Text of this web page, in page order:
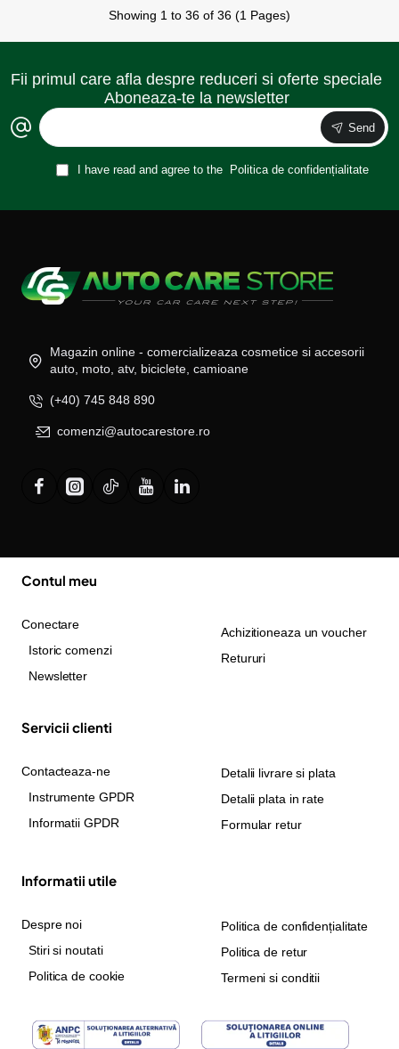
Showing 1 to 36 of 36 (1 Pages)
Fii primul care afla despre reduceri si oferte speciale
Aboneaza-te la newsletter
Send
I have read and agree to the Politica de confidențialitate
Magazin online - comercializeaza cosmetice si accesorii
auto, moto, atv, biciclete, camioane
(+40) 745 848 890
comenzi@autocarestore.ro
Contul meu
Conectare
Istoric comenzi
Newsletter
Achizitioneaza un voucher
Retururi
Servicii clienti
Contacteaza-ne
Instrumente GPDR
Informatii GPDR
Detalii livrare si plata
Detalii plata in rate
Formular retur
Informatii utile
Despre noi
Stiri si noutati
Politica de cookie
Politica de confidențialitate
Politica de retur
Termeni si conditii